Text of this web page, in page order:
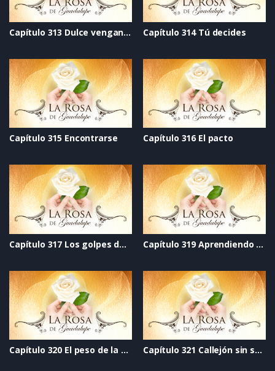
Capítulo 313 Dulce venganza Capítulo 314 Tú decides
Capítulo 315 Encontrarse Capítulo 316 El pacto
Capítulo 317 Los golpes de la vida Capítulo 319 Aprendiendo a educar
Capítulo 320 El peso de la verdad Capítulo 321 Callejón sin salida